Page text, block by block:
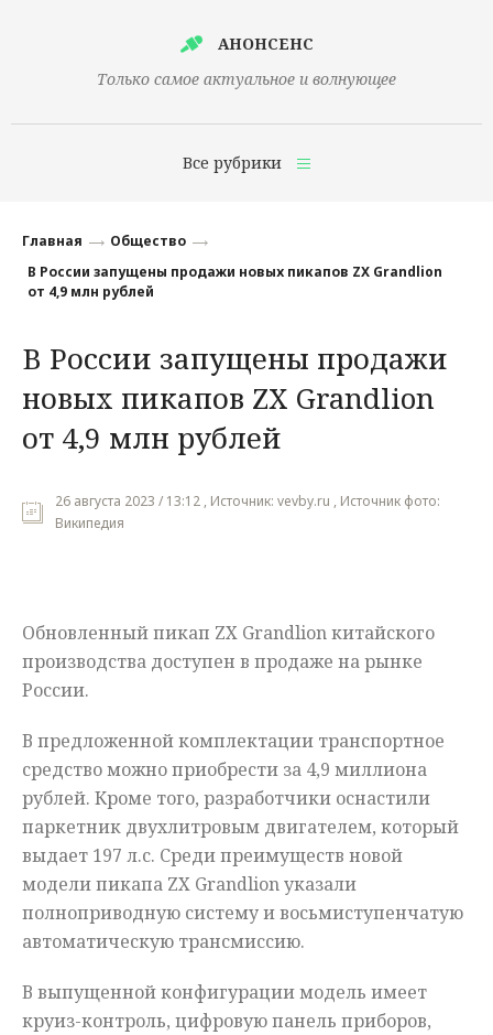
АНОНСЕНС
Только самое актуальное и волнующее
Все рубрики
Финансы
Наука
Культура
Общество
Мнения
Главная
Общество
В России запущены продажи новых пикапов ZX Grandlion
от 4,9 млн рублей
В России запущены продажи
новых пикапов ZX Grandlion
от 4,9 млн рублей
26 августа 2023 / 13:12 , Источник: vevby.ru , Источник фото:
Википедия
Обновленный пикап ZX Grandlion китайского
производства доступен в продаже на рынке
России.
В предложенной комплектации транспортное
средство можно приобрести за 4,9 миллиона
рублей. Кроме того, разработчики оснастили
паркетник двухлитровым двигателем, который
выдает 197 л.с. Среди преимуществ новой
модели пикапа ZX Grandlion указали
полноприводную систему и восьмиступенчатую
автоматическую трансмиссию.
В выпущенной конфигурации модель имеет
круиз-контроль, цифровую панель приборов,